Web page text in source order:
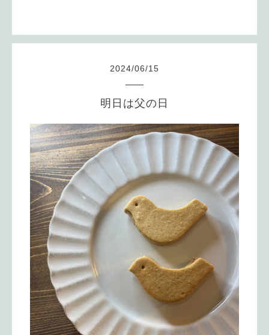
2024/06/15
明日は父の日